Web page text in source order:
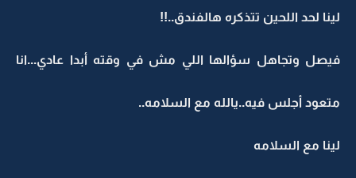
لينا لحد اللحين تتذكره هالفندق..!!
فيصل وتجاهل سؤالها اللي مش في وقته أبدا عادي...انا
متعود أجلس فيه..يالله مع السلامه..
لينا مع السلامه